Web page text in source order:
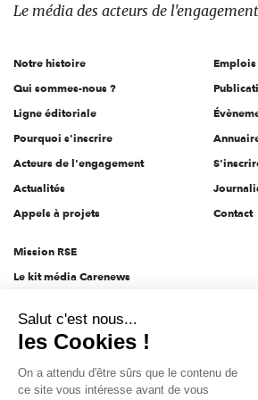
l'engagement
Le média des acteurs de l'engagement
Notre histoire
Qui sommes-nous ?
Ligne éditoriale
Pourquoi s'inscrire
Acteurs de l'engagement
Actualités
Appels à projets
Emplois
Contact
Mission RSE
Le kit média Carenews
AEF info
Novethic
PRODURABLE
Salut c'est nous...
les Cookies !
On a attendu d'être sûrs que le contenu de
ce site vous intéresse avant de vous